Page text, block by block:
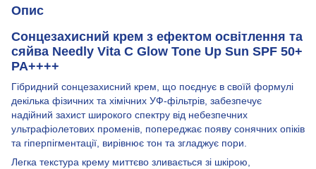
Опис
Сонцезахисний крем з ефектом освітлення та
сяйва Needly Vita C Glow Tone Up Sun SPF 50+
PA++++
Гібридний сонцезахисний крем, що поєднує в своїй формулі
декілька фізичних та хімічних УФ-фільтрів, забезпечує
надійний захист широкого спектру від небезпечних
ультрафіолетових променів, попереджає появу сонячних опіків
та гіперпігментації, вирівнює тон та згладжує пори.
Легка текстура крему миттєво зливається зі шкірою,